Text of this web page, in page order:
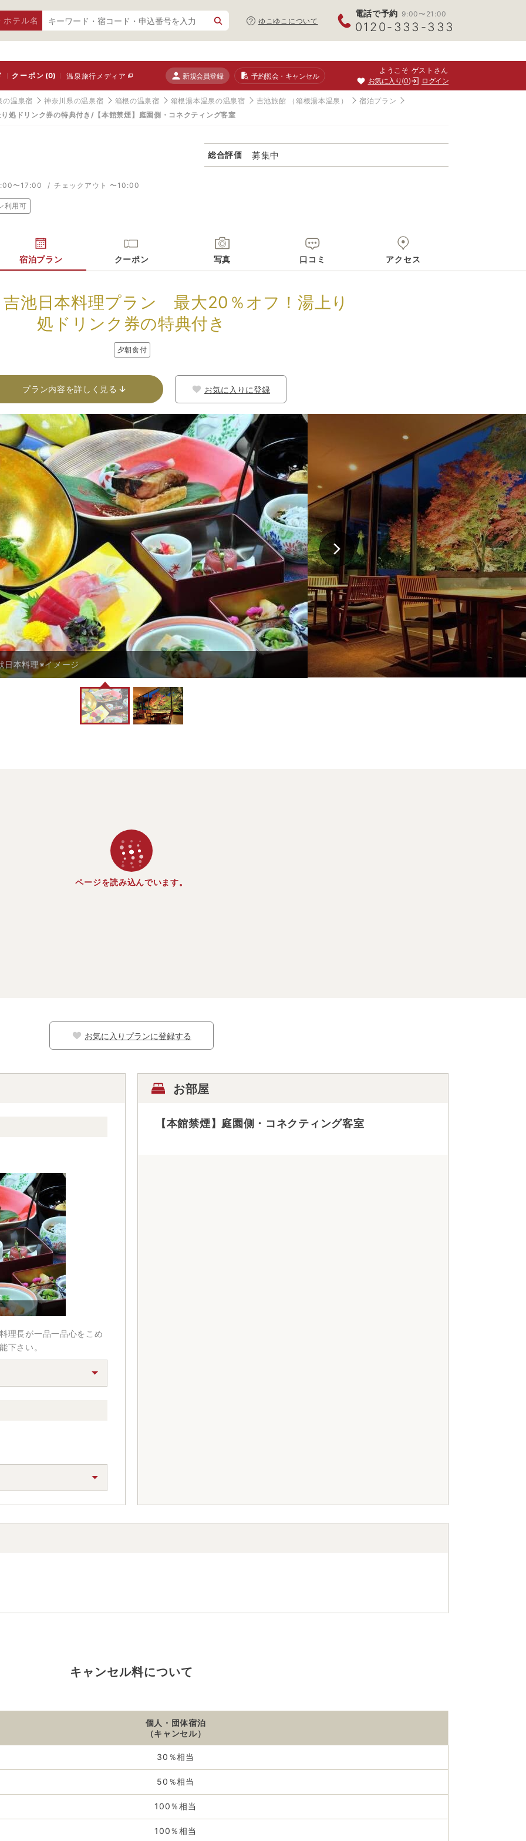
ホテル名 ゆこゆこについて
電話で予約 9:00〜21:00
0120-333-333
クーポン(0) 温泉旅行メディア 新規会員登録 予約照会・キャンセル
ようこそ ゲストさん
お気に入り 0 ログイン
の温泉宿 神奈川県の温泉宿 箱根の温泉宿 箱根湯本温泉の温泉宿 吉池旅館 （箱根湯本温泉）
宿泊プラン
ドリンク券の特典付き/【本館禁煙】庭園側・コネクティング客室
〜17:00 チェックアウト 〜10:00
利用可
総合評価 募集中
宿泊プラン クーポン 写真 口コミ アクセス
池日本料理プラン 最大20％オフ！湯上り
処ドリンク券の特典付き
夕朝食付
プラン内容を詳しく見る お気に入りに登録
日本料理※イメージ
ページを読み込んでいます。
お気に入りプランに登録する
理長が一品一品心をこめ
下さい。
お部屋
【本館禁煙】庭園側・コネクティング客室
キャンセル料について
個人・団体宿泊
（キャンセル）
30％相当
50％相当
100％相当
100％相当